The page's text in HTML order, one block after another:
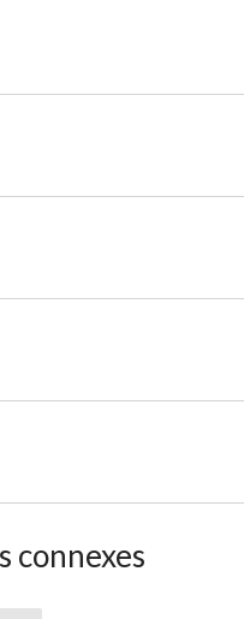
connexes